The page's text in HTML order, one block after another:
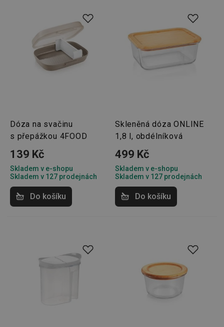
Dóza na svačinu
s přepážkou 4FOOD
139 Kč
Skladem v e-shopu
Skladem v 127 prodejnách
Do košíku
Skleněná dóza ONLINE
1,8 l, obdélníková
499 Kč
Skladem v e-shopu
Skladem v 127 prodejnách
Do košíku